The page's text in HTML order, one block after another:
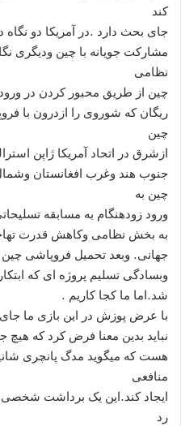
کند
جای بحث دارد .در آمریکا دو نگاه
مشارکت جویانه با چین ودیگری
نظامی
چین از طریق محبور کردن در
ریگان که شوروی را ازدرون با
چین
ازشرق در اتحاد آمریکا ژاپن
جنوب هند وغرب افغانستان
چین به
ورود زودهنگام به مسابقه
به بخش نظامی وکاهش قدرت
جهانی. وبعد تحمیل فروپاشی
وبسادگی تسلیم پروژه ای که
شد.اما ما کجا کاریم .
با عرض پوزش در این بازی ما جای
نباید بدین معنا فرض کرد که هیچ
هست که میگوید مدگ پانچری
منافعی
ایجاد کند.این یک برداشت شخصی
رد